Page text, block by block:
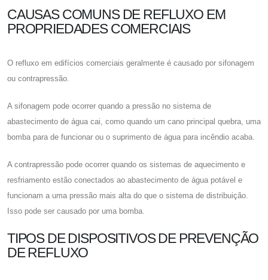
CAUSAS COMUNS DE REFLUXO EM
PROPRIEDADES COMERCIAIS
O refluxo em edifícios comerciais geralmente é causado por sifonagem
ou contrapressão.
A sifonagem pode ocorrer quando a pressão no sistema de
abastecimento de água cai, como quando um cano principal quebra, uma
bomba para de funcionar ou o suprimento de água para incêndio acaba.
A contrapressão pode ocorrer quando os sistemas de aquecimento e
resfriamento estão conectados ao abastecimento de água potável e
funcionam a uma pressão mais alta do que o sistema de distribuição.
Isso pode ser causado por uma bomba.
TIPOS DE DISPOSITIVOS DE PREVENÇÃO
DE REFLUXO